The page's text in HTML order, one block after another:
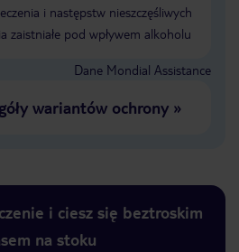
i następstw nieszczęśliwych
zaistniałe pod wpływem alkoholu
Dane Mondial Assistance
wariantów ochrony»
i ciesz się beztroskim
na stoku